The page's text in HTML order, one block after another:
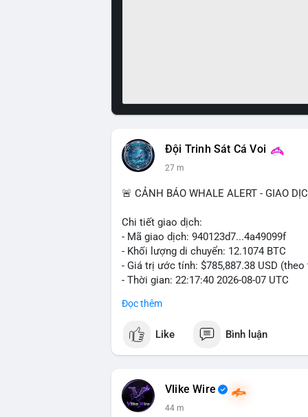
Đội Trinh Sát Cá Voi
27 m
🚨 CẢNH BÁO WHALE ALERT - GIAO
Chi tiết giao dịch:
- Mã giao dịch: 940123d7...4a49099f
- Khối lượng di chuyển: 12.1074 BTC
- Giá trị ước tính: $785,887.38 USD (theo
- Thời gian: 22:17:40 2026-08-07 UTC
Nhận định phân tích hành vi của Cá voi
giá $64,909.56 đang nằm gần vùng
bước chuẩn bị thanh khoản để bán ra,
dò thanh khoản thị trường trước khi có
Lời khuyên cho nhà đầu tư nhỏ lẻ:
Đọc thêm
Like Bình luận
Vlike Wire
44 m